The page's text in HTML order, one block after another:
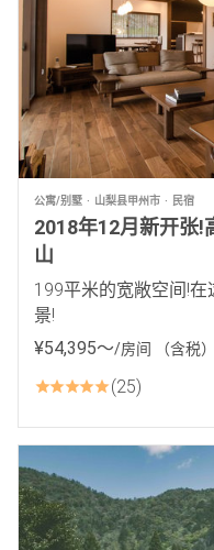
公寓/别墅 山梨县甲州市 民宿
2018年12月新开张!
山
199平米的宽敞空间!
景!
¥54,395〜/房间 （含税）
25